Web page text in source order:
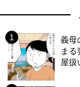
義母
ま
屋扱